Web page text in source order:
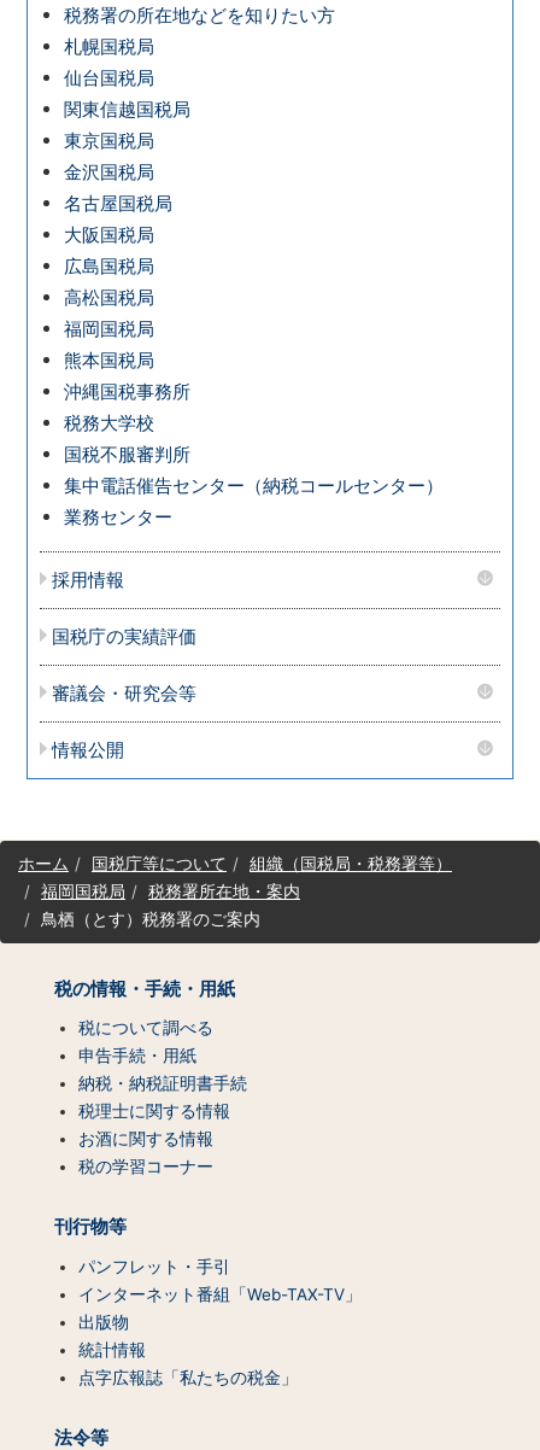
税務署の所在地などを知りたい方
札幌国税局
仙台国税局
関東信越国税局
東京国税局
金沢国税局
名古屋国税局
大阪国税局
広島国税局
高松国税局
福岡国税局
熊本国税局
沖縄国税事務所
税務大学校
国税不服審判所
集中電話催告センター（納税コールセンター）
業務センター
採用情報
国税庁の実績評価
審議会・研究会等
情報公開
サ
イホーム 国税庁等について
組織（国税局・税務署等）
福岡国税局
税務署所在地・案内
鳥栖（とす）税務署のご案内
税の情報・手続・用紙
税について調べる
申告手続・用紙
納税・納税証明書手続
税理士に関する情報
お酒に関する情報
税の学習コーナー
刊行物等
パンフレット・手引
インターネット番組「Web-TAX-TV」
出版物
統計情報
点字広報誌「私たちの税金」
法令等